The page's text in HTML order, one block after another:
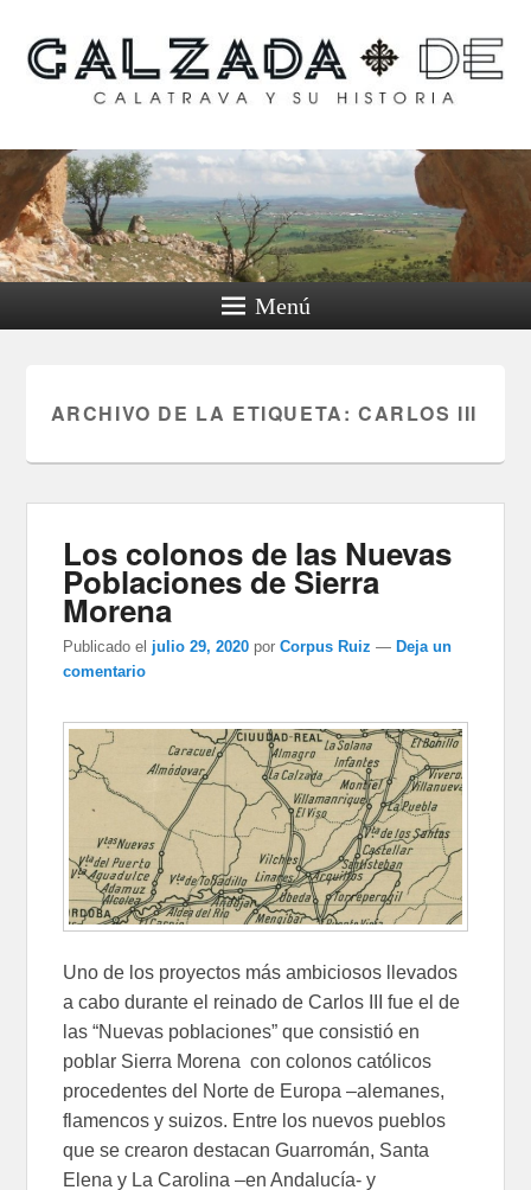
Calzada de Calatrava y
su historia
Menú
ARCHIVO DE LA ETIQUETA: CARLOS III
Los colonos de las Nuevas
Poblaciones de Sierra
Morena
Publicado el julio 29, 2020 porCorpus Ruiz — Deja un
comentario
Uno de los proyectos más ambiciosos llevados
a cabo durante el reinado de Carlos III fue el de
las “Nuevas poblaciones” que consistió en
poblar Sierra Morena con colonos católicos
procedentes del Norte de Europa –alemanes,
flamencos y suizos. Entre los nuevos pueblos
que se crearon destacan Guarromán, Santa
Elena y La Carolina –en Andalucía- y